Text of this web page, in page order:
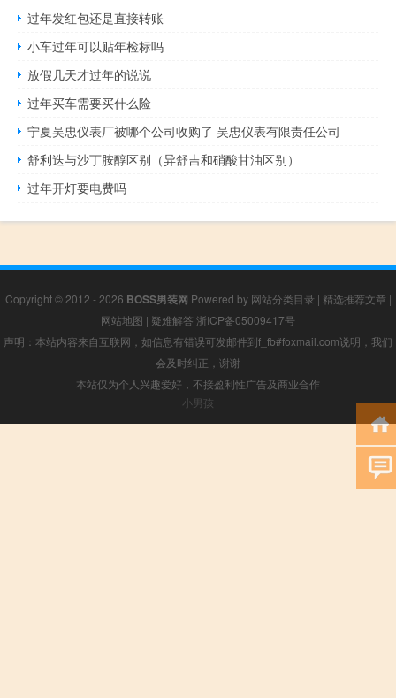
过年发红包还是直接转账
小车过年可以贴年检标吗
放假几天才过年的说说
过年买车需要买什么险
宁夏吴忠仪表厂被哪个公司收购了 吴忠仪表有限责任公司
舒利迭与沙丁胺醇区别（异舒吉和硝酸甘油区别）
过年开灯要电费吗
Copyright © 2012 - 2026 BOSS男装网 Powered by 网站分类目录 | 精选推荐文章 |
网站地图 | 疑难解答 浙ICP备05009417号
声明：本站内容来自互联网，如信息有错误可发邮件到f_fb#foxmail.com说明，我们
会及时纠正，谢谢
本站仅为个人兴趣爱好，不接盈利性广告及商业合作
小男孩